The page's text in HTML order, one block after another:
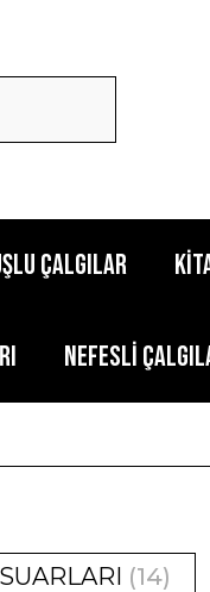
ÇALGILAR
NEFESLİ
(14)